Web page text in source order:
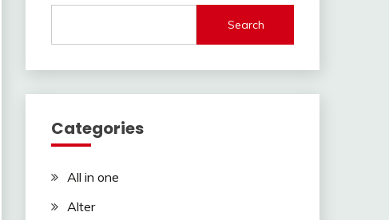
Search
Categories
All in one
Alter